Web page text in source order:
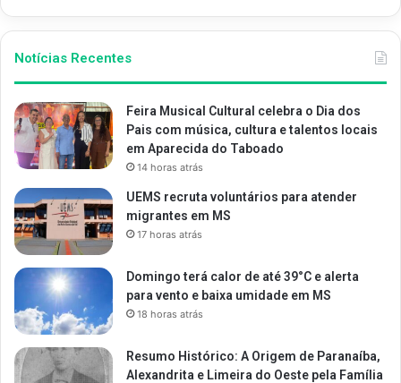
Notícias Recentes
Feira Musical Cultural celebra o Dia dos
Pais com música, cultura e talentos locais
em Aparecida do Taboado
14 horas atrás
UEMS recruta voluntários para atender
migrantes em MS
17 horas atrás
Domingo terá calor de até 39°C e alerta
para vento e baixa umidade em MS
18 horas atrás
Resumo Histórico: A Origem de Paranaíba,
Alexandrita e Limeira do Oeste pela Família